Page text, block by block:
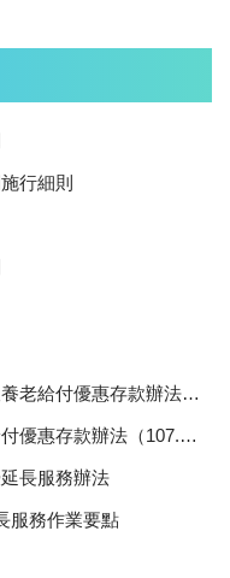
行細則
存款辦法（107.06.29訂定）
款辦法（107.03.21訂定）
長服務辦法
服務作業要點